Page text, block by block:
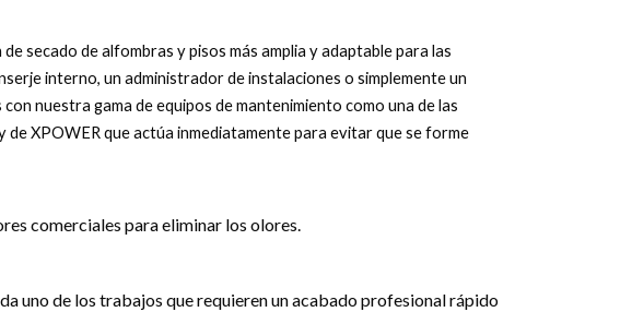
secado de alfombras y pisos más amplia y adaptable para las
interno, un administrador de instalaciones o simplemente un
nuestra gama de equipos de mantenimiento como una de las
XPOWER que actúa inmediatamente para evitar que se forme
comerciales para eliminar los olores.
uno de los trabajos que requieren un acabado profesional rápido